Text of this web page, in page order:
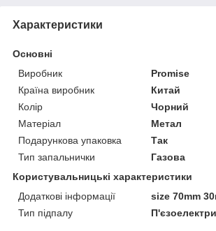
Характеристики
Основні
Виробник
Promise
Країна виробник
Китай
Колір
Чорний
Матеріал
Метал
Подарункова упаковка
Так
Тип запальнички
Газова
Користувальницькі характеристики
Додаткові інформації
size 70mm
Тип підпалу